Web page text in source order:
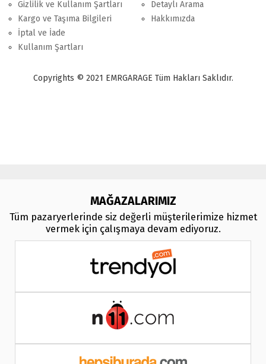
Gizlilik ve Kullanım Şartları
Kargo ve Taşıma Bilgileri
İptal ve İade
Kullanım Şartları
Detaylı Arama
Hakkımızda
Copyrights © 2021 EMRGARAGE Tüm Hakları Saklıdır.
MAĞAZALARIMIZ
Tüm pazaryerlerinde siz değerli müşterilerimize hizmet
vermek için çalışmaya devam ediyoruz.